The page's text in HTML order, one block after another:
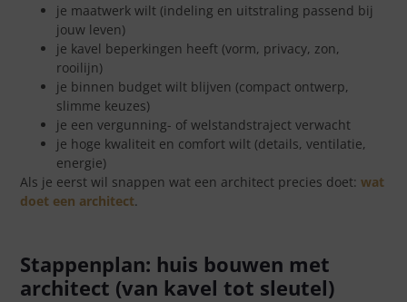
je maatwerk wilt (indeling en uitstraling passend bij
jouw leven)
je kavel beperkingen heeft (vorm, privacy, zon,
rooilijn)
je binnen budget wilt blijven (compact ontwerp,
slimme keuzes)
je een vergunning- of welstandstraject verwacht
je hoge kwaliteit en comfort wilt (details, ventilatie,
energie)
Als je eerst wil snappen wat een architect precies doet:wat
doet een architect.
Stappenplan: huis bouwen met
architect (van kavel tot sleutel)